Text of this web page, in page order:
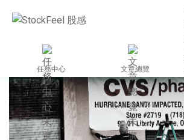
任務中心 文章總覽